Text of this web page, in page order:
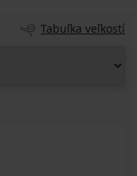
Tabuľka veľkostí